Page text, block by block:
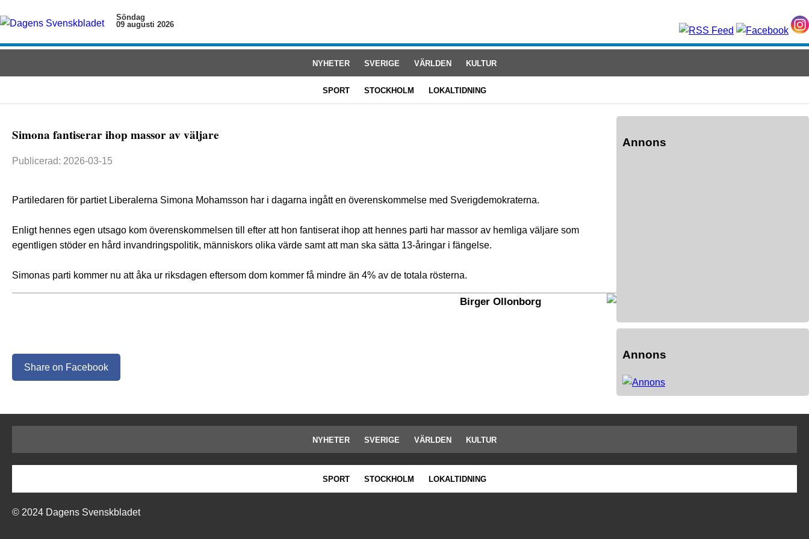
Söndag
09 augusti 2026
NYHETER SVERIGE VÄRLDEN KULTUR
SPORT STOCKHOLM LOKALTIDNING
Simona fantiserar ihop massor av väljare
Publicerad: 2026-03-15
Partiledaren för partiet Liberalerna Simona Mohamsson har i dagarna ingått en överenskommelse med Sverigdemokraterna.
Enligt hennes egen utsago kom överenskommelsen till efter att hon fantiserat ihop att hennes parti har massor av hemliga väljare som
egentligen stöder en hård invandringspolitik, människors olika värde samt att man ska sätta 13-åringar i fängelse.
Simonas parti kommer nu att åka ur riksdagen eftersom dom kommer få mindre än 4% av de totala rösterna.
Birger Ollonborg
Share on Facebook
Annons
Annons
NYHETER SVERIGE VÄRLDEN KULTUR
SPORT STOCKHOLM LOKALTIDNING
© 2024 Dagens Svenskbladet